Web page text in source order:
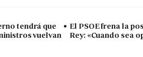
tendrá que
vuelvan
El PSOE frena la
Rey: «Cuando sea